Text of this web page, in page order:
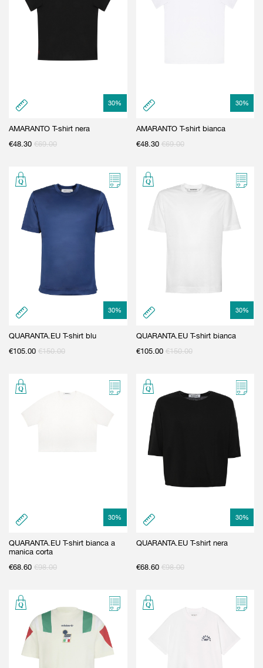
30%
AMARANTO T-shirt nera
€48.30 €69.00
30%
AMARANTO T-shirt bianca
€48.30 €69.00
30%
QUARANTA.EU T-shirt blu
€105.00 €150.00
30%
QUARANTA.EU T-shirt bianca
€105.00 €150.00
30%
QUARANTA.EU T-shirt bianca a
manica corta
€68.60 €98.00
30%
QUARANTA.EU T-shirt nera
€68.60 €98.00